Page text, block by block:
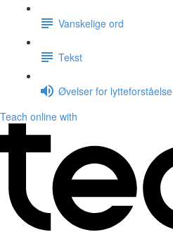
Vanskelige ord
Tekst
Øvelser for lytteforståelse
Teach online with